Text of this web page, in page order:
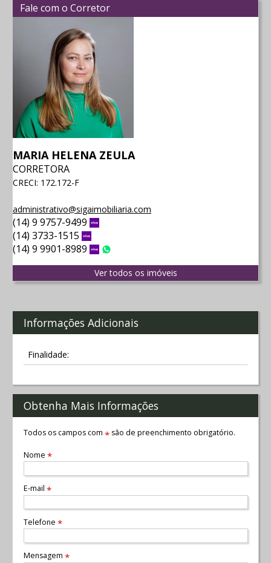
Fale com o Corretor
MARIA HELENA ZEULA
CORRETORA
CRECI: 172.172-F
administrativo@sigaimobiliaria.com
(14) 9 9757-9499
(14) 3733-1515
(14) 9 9901-8989 Vivo
Ver todos os imóveis
Informações Adicionais
Finalidade:
Obtenha Mais Informações
Todos os campos com *são de preenchimento obrigatório.
Nome *
E-mail *
Telefone *
Mensagem *